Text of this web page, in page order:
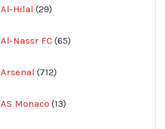
Al-Hilal 29
produkter
Al-Nassr FC 65
produkter
Arsenal 712
produkter
AS Monaco 13
produkter